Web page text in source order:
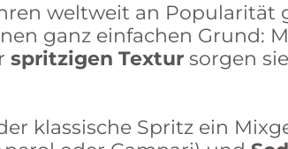
weltweit an Popularität
ganz einfachen Grund:
spritzigen Textur sorgen
klassische Spritz ein